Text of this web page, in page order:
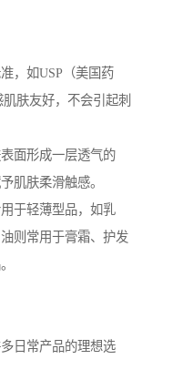
，如USP（美国药
肤友好，不会引起刺
面形成一层透气的
肌肤柔滑触感。
于轻薄型品，如乳
则常用于膏霜、护发
日常产品的理想选